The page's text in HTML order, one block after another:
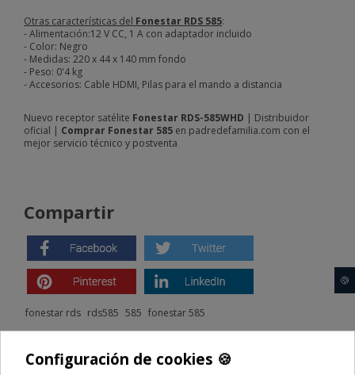
Otras características del Fonestar RDS 585:
- Alimentación:12 V CC, 1 A con adaptador incluido
- Color: Negro
- Medidas: 220 x 44 x 140 mm fondo
- Peso: 0'4 kg
- Accesorios: Cable HDMI, Pilas para el mando a distancia
Nuevo receptor satélite Fonestar RDS-585WHD | Distribuidor
oficial | Comprar Fonestar 585 en padredefamilia.com con el
mejor servicio técnico y postventa
Compartir
fonestar rds rds585 585 fonestar 585
Configuración de cookies 🍪
🍪